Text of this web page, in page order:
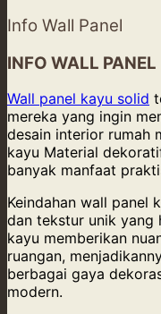
Info Wall Panel
INFO WALL PANEL
Wall panel kayu solid
mereka yang ingin
desain interior rumah
kayu Material
banyak manfaat
Keindahan wall panel
dan tekstur unik yang
kayu memberikan
ruangan,
berbagai gaya
modern.